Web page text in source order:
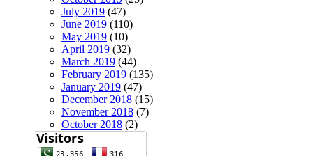
July 2019 (47)
June 2019 (110)
May 2019 (10)
April 2019 (32)
March 2019 (44)
February 2019 (135)
January 2019 (47)
December 2018 (15)
November 2018 (7)
October 2018 (2)